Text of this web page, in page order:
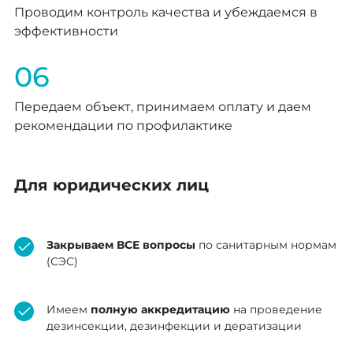
Проводим контроль качества и убеждаемся в
эффективности
06
Передаем объект, принимаем оплату и даем
рекомендации по профилактике
Для юридических лиц
Закрываем ВСЕ вопросы по санитарным нормам
(СЭС)
Имеем полную аккредитациюна проведение
дезинсекции, дезинфекции и дератизации